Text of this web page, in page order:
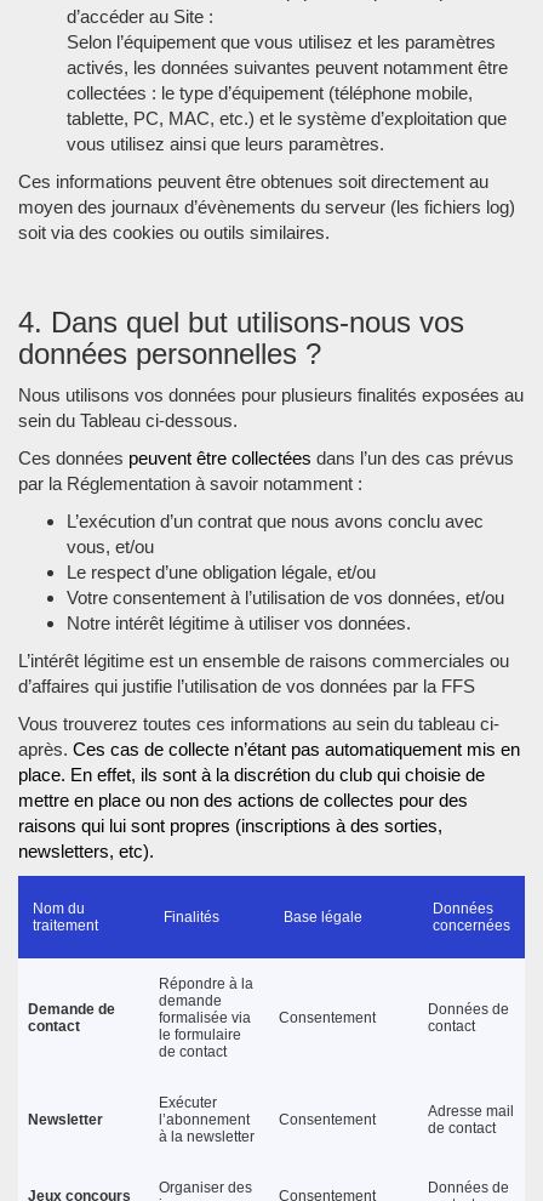
d’accéder au Site :
Selon l’équipement que vous utilisez et les paramètres
activés, les données suivantes peuvent notamment être
collectées : le type d’équipement (téléphone mobile,
tablette, PC, MAC, etc.) et le système d’exploitation que
vous utilisez ainsi que leurs paramètres.
Ces informations peuvent être obtenues soit directement au
moyen des journaux d’évènements du serveur (les fichiers log)
soit via des cookies ou outils similaires.
4. Dans quel but utilisons-nous vos
données personnelles ?
Nous utilisons vos données pour plusieurs finalités exposées au
sein du Tableau ci-dessous.
Ces données peuvent être collectées dans l’un des cas prévus
par la Réglementation à savoir notamment :
L’exécution d’un contrat que nous avons conclu avec
vous, et/ou
Le respect d’une obligation légale, et/ou
Votre consentement à l’utilisation de vos données, et/ou
Notre intérêt légitime à utiliser vos données.
L’intérêt légitime est un ensemble de raisons commerciales ou
d’affaires qui justifie l’utilisation de vos données par la FFS
Vous trouverez toutes ces informations au sein du tableau ci-
après. Ces cas de collecte n’étant pas automatiquement mis en
place. En effet, ils sont à la discrétion du club qui choisie de
mettre en place ou non des actions de collectes pour des
raisons qui lui sont propres (inscriptions à des sorties,
newsletters, etc).
Nom du
traitement
Finalités Base légale
Données
concernées
Demande de
contact
Répondre à la
demande
formalisée via
le formulaire
de contact
Consentement
Données de
contact
Newsletter
Exécuter
l’abonnement
à la newsletter
Consentement
Adresse mail
de contact
Jeux concours
Organiser des
Consentement
Données de